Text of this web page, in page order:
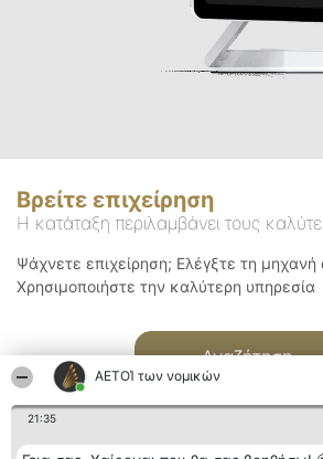
ΑΕΤΟΊ των νομικών
21:35
Βρείτε επιχείρηση
Η κατάταξη περιλαμβάνει τους
Ψάχνετε επιχείρηση; Ελέγξτε τη μηχανή
Χρησιμοποιήστε την καλύτερη υπηρεσία
Αναζήτηση